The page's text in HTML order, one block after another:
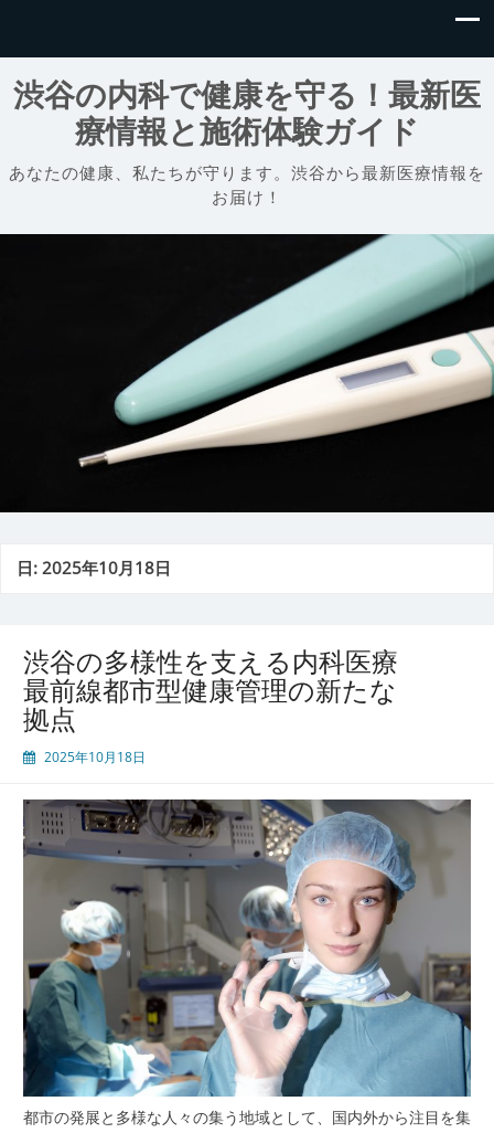
渋谷の内科で健康を守る！最新医
療情報と施術体験ガイド
あなたの健康、私たちが守ります。渋谷から最新医療情報を
お届け！
日:2025年10月18日
渋谷の多様性を支える内科医療
最前線都市型健康管理の新たな
拠点
2025年10月18日
都市の発展と多様な人々の集う地域として、国内外から注目を集